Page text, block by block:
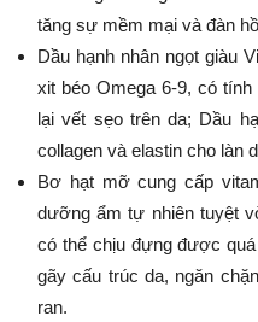
tăng sự mềm mại và đàn
Dầu hạnh nhân ngọt giàu
xit béo Omega 6-9, có
lại vết sẹo trên da; Dầu
collagen và elastin cho làn
Bơ hạt mỡ cung cấp
dưỡng ẩm tự nhiên tuyệt
có thể chịu đựng được
gãy cấu trúc da, ngăn
ran.